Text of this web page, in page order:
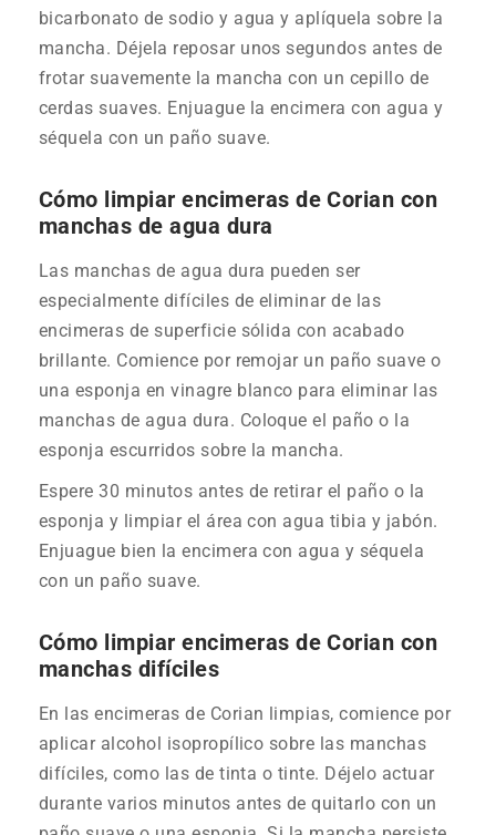
bicarbonato de sodio y agua y aplíquela sobre la
mancha. Déjela reposar unos segundos antes de
frotar suavemente la mancha con un cepillo de
cerdas suaves. Enjuague la encimera con agua y
séquela con un paño suave.
Cómo limpiar encimeras de Corian con
manchas de agua dura
Las manchas de agua dura pueden ser
especialmente difíciles de eliminar de las
encimeras de superficie sólida con acabado
brillante. Comience por remojar un paño suave o
una esponja en vinagre blanco para eliminar las
manchas de agua dura. Coloque el paño o la
esponja escurridos sobre la mancha.
Espere 30 minutos antes de retirar el paño o la
esponja y limpiar el área con agua tibia y jabón.
Enjuague bien la encimera con agua y séquela
con un paño suave.
Cómo limpiar encimeras de Corian con
manchas difíciles
En las encimeras de Corian limpias, comience por
aplicar alcohol isopropílico sobre las manchas
difíciles, como las de tinta o tinte. Déjelo actuar
durante varios minutos antes de quitarlo con un